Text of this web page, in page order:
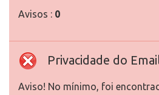
Avisos : 0
Privacidade do
Aviso! No mínimo, foi